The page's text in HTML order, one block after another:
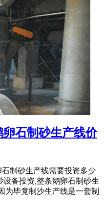
石制砂生产线价
制砂生产线需要投资多少
备投资,整条鹅卵石制砂生
为毕竟制沙生产线是一套制